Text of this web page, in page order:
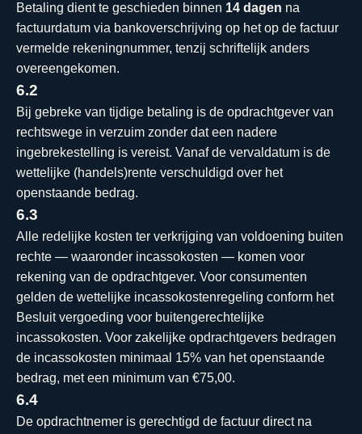
Betaling dient te geschieden binnen 14 dagen na
factuurdatum via bankoverschrijving op het op de factuur
vermelde rekeningnummer, tenzij schriftelijk anders
overeengekomen.
6.2
Bij gebreke van tijdige betaling is de opdrachtgever van
rechtswege in verzuim zonder dat een nadere
ingebrekestelling is vereist. Vanaf de vervaldatum is de
wettelijke (handels)rente verschuldigd over het
openstaande bedrag.
6.3
Alle redelijke kosten ter verkrijging van voldoening buiten
rechte — waaronder incassokosten — komen voor
rekening van de opdrachtgever. Voor consumenten
gelden de wettelijke incassokostenregeling conform het
Besluit vergoeding voor buitengerechtelijke
incassokosten. Voor zakelijke opdrachtgevers bedragen
de incassokosten minimaal 15% van het openstaande
bedrag, met een minimum van €75,00.
6.4
De opdrachtnemer is gerechtigd de factuur direct na